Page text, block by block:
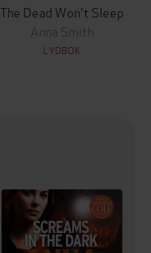
The Dead Won't Sleep
Anna Smith
LYDBOK